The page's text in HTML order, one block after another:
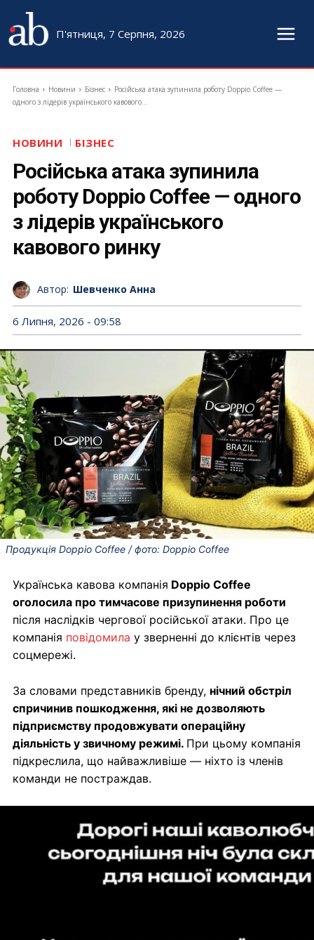
П'ятниця, 7 Серпня, 2026
Головна Новини Бізнес
Російська атака зупинила роботу Doppio Coffee —
одного з лідерів українського кавового...
НОВИНИ БІЗНЕС
Російська атака зупинила
роботу Doppio Coffee — одного
з лідерів українського
кавового ринку
Автор: Шевченко Анна
6 Липня, 2026 - 09:58
Продукція Doppio Coffee / фото: Doppio Coffee
Українська кавова компанія Doppio Coffee
оголосила про тимчасове призупинення роботи
після наслідків чергової російської атаки. Про це
компанія повідомила у зверненні до клієнтів через
соцмережі.
За словами представників бренду, нічний обстріл
спричинив пошкодження, які не дозволяють
підприємству продовжувати операційну
діяльність у звичному режимі. При цьому компанія
підкреслила, що найважливіше — ніхто із членів
команди не постраждав.